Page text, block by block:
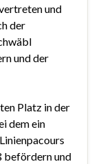
und
der
und der
Platz in der
dem ein
befördern und